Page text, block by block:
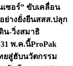
ซอร์” ขับเคลื่อน
ย่างยั่งยืนสสส.ปลุก
น-วิ่งสมาธิ
พ.ค.นี้ProPak
ยสู่ฮับนวัตกรรม